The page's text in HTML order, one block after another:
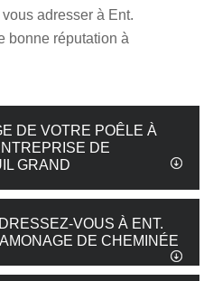
adresser à Ent.
bonne réputation à
DE VOTRE POÊLE À
DE
GRAND
VOUS À ENT.
DE CHEMINÉE